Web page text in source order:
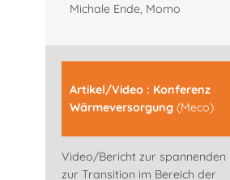
Michale Ende, Momo
Artikel/Video : Konferenz
Wärmeversorgung (Meco)
Video/Bericht zur spannenden
zur Transition im Bereich der